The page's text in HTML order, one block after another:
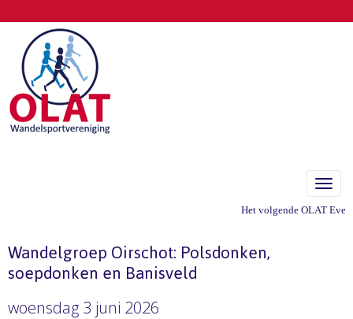
Het volgende OLAT
Wandelgroep Oirschot: Polsdonken,
soepdonken en Banisveld
woensdag 3 juni 2026